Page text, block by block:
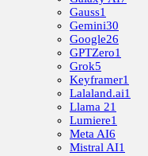
Gauss1
Gemini30
Google26
GPTZero1
Grok5
Keyframer1
Lalaland.ai1
Llama 21
Lumiere1
Meta AI6
Mistral AI1